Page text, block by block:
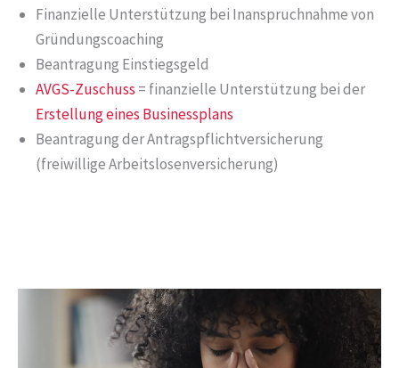
Finanzielle Unterstützung bei Inanspruchnahme von
Gründungscoaching
Beantragung Einstiegsgeld
AVGS-Zuschuss = finanzielle Unterstützung bei der
Erstellung eines Businessplans
Beantragung der Antragspflichtversicherung
(freiwillige Arbeitslosenversicherung)